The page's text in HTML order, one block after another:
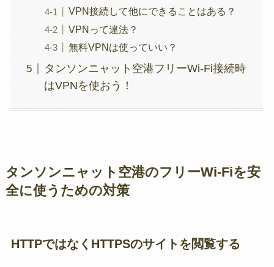
VPN接続して他にできることはある？
VPNって違法？
無料VPNは使っていい？
タンソンニャット空港フリーWi-Fi接続時
はVPNを使おう！
タンソンニャット空港のフリーWi-Fiを安
全に使うための対策
HTTPではなくHTTPSのサイトを閲覧する